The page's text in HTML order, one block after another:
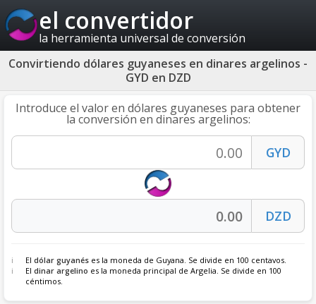
el convertidor
la herramienta universal de conversión
Convirtiendo dólares guyaneses en dinares argelinos -
GYD en DZD
Introduce el valor en dólares guyaneses para obtener
la conversión en dinares argelinos:
El dólar guyanés es la moneda de Guyana. Se divide en 100 centavos.
El dinar argelino es la moneda principal de Argelia. Se divide en 100
céntimos.